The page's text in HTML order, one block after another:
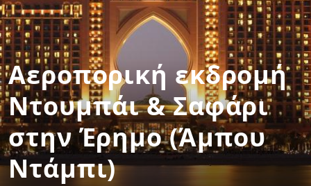
Αεροπορική εκδρομή
Ντουµπάι & Σαφάρι
στην Έρηµο (Άμπου
Ντάμπι)